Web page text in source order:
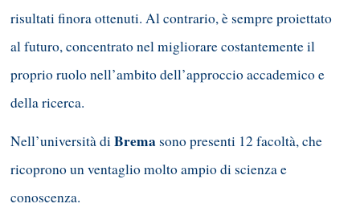
risultati finora ottenuti. Al contrario, è sempre proiettato
al futuro, concentrato nel migliorare costantemente il
proprio ruolo nell’ambito dell’approccio accademico e
della ricerca.
Nell’università diBremasono presenti 12 facoltà, che
ricoprono un ventaglio molto ampio di scienza e
conoscenza.